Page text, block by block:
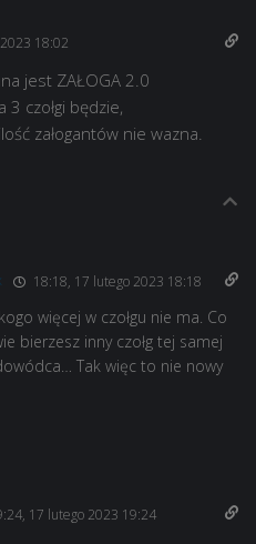
18:02
jest ZAŁOGA 2.0
3 czołgi będzie,
załogantów nie wazna.
18:18, 17 lutego 2023 18:18
więcej w czołgu nie ma. Co
bierzesz inny czołg tej samej
Tak więc to nie nowy
17 lutego 2023 19:24